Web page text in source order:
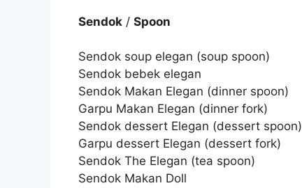
Sendok / Spoon
Sendok soup elegan (soup spoon)
Sendok bebek elegan
Sendok Makan Elegan (dinner spoon)
Garpu Makan Elegan (dinner fork)
Sendok dessert Elegan (dessert spoon)
Garpu dessert Elegan (dessert fork)
Sendok The Elegan (tea spoon)
Sendok Makan Doll